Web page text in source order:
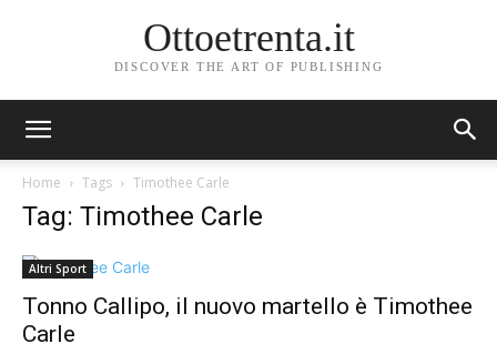
Ottoetrenta.it
DISCOVER THE ART OF PUBLISHING
Home Tags Timothee Carle
Tag: Timothee Carle
Altri Sport
Tonno Callipo, il nuovo martello è Timothee
Carle